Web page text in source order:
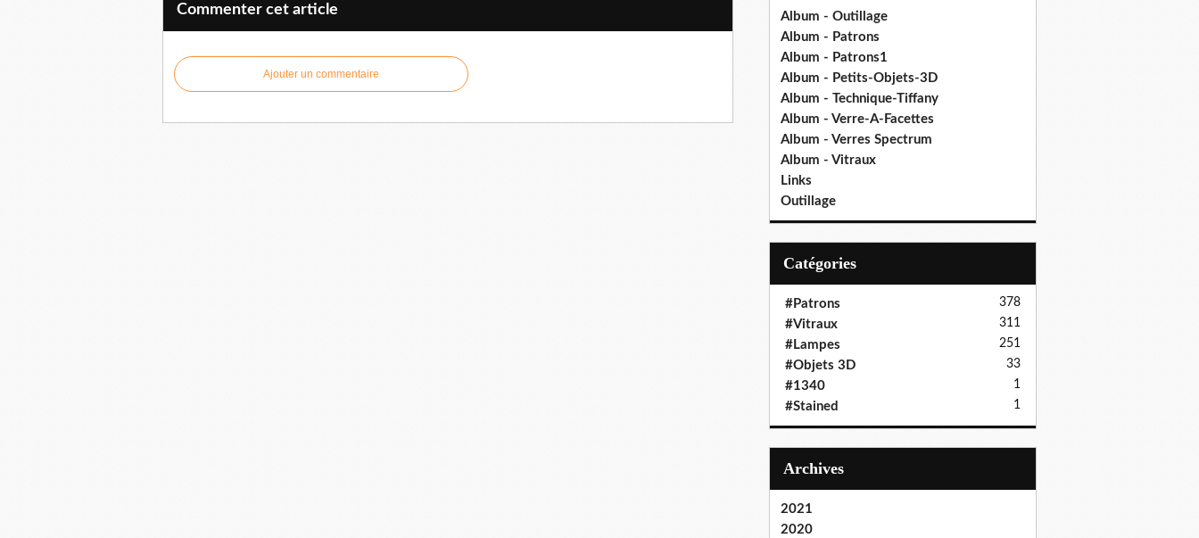
Commenter cet article
Ajouter un commentaire
Album - Outillage
Album - Patrons
Album - Patrons1
Album - Petits-Objets-3D
Album - Technique-Tiffany
Album - Verre-A-Facettes
Album - Verres Spectrum
Album - Vitraux
Links
Outillage
Catégories
#Patrons 378
#Vitraux 311
#Lampes 251
#Objets 3D 33
#1340 1
#Stained 1
Archives
2021
2020